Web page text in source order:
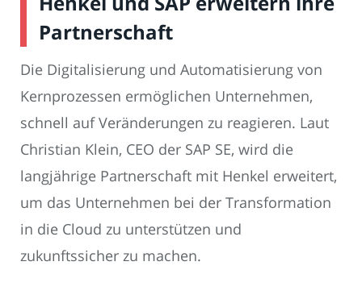
Partnerschaft
Die Digitalisierung und Automatisierung von
Kernprozessen ermöglichen Unternehmen,
schnell auf Veränderungen zu reagieren. Laut
Christian Klein, CEO der SAP SE, wird die
langjährige Partnerschaft mit Henkel erweitert,
um das Unternehmen bei der Transformation
in die Cloud zu unterstützen und
zukunftssicher zu machen.